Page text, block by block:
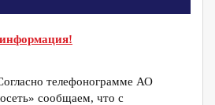
телефонограмме АО
сообщаем, что с